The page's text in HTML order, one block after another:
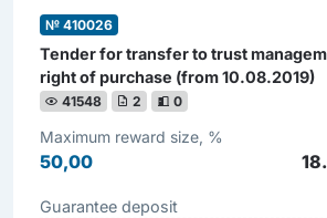
№ 410026
Tender for transfer to trust
right of purchase (from 10.08.2019)
41548 2 0
Maximum reward size, %
50,00
Guarantee deposit